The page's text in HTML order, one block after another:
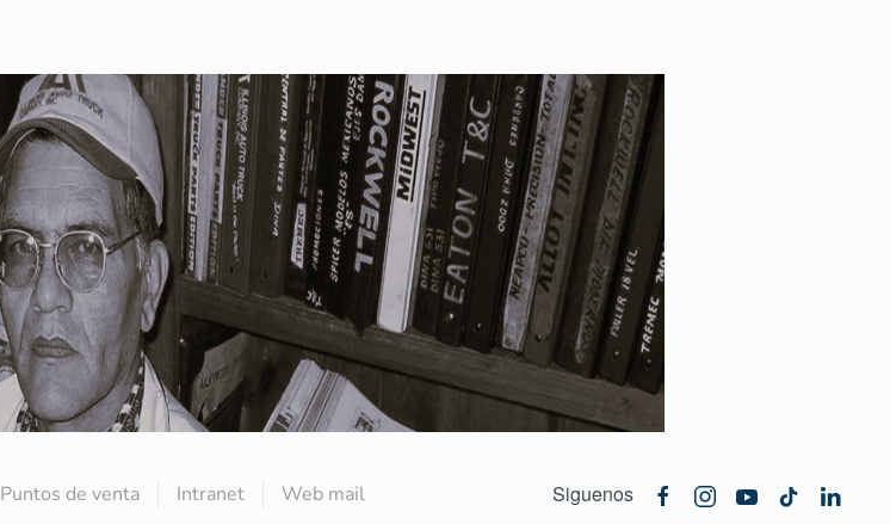
Puntos de venta Intranet Web mail Siguenos